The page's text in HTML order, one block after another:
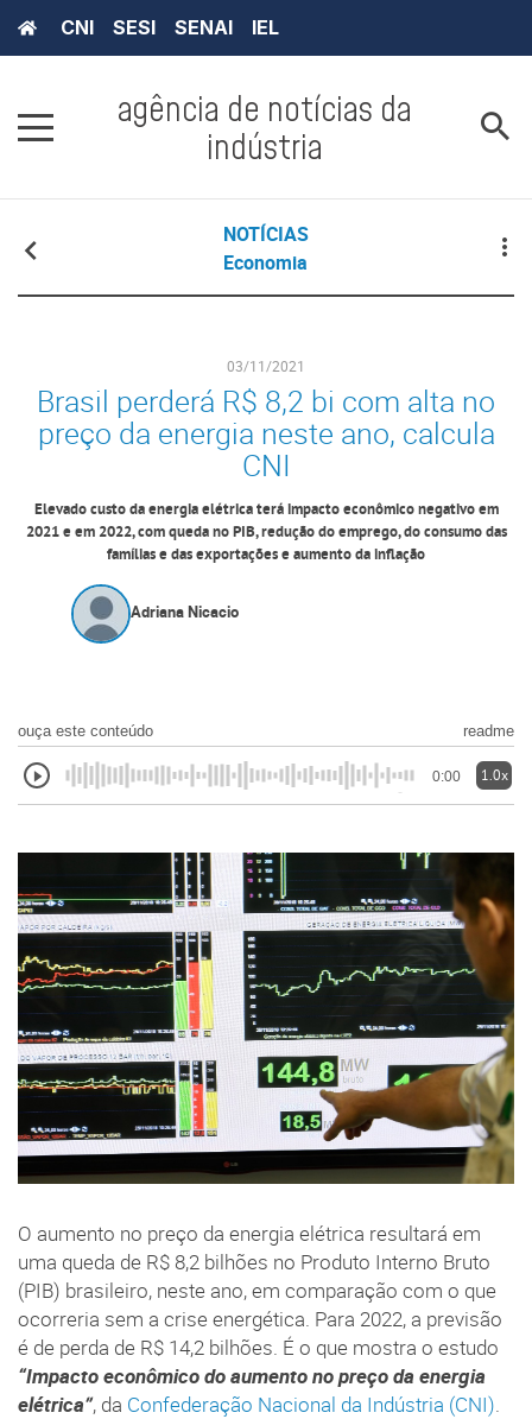
CNI SESI SENAI IEL
agência de notícias da
indústria
NOTÍCIAS
Economia
03/11/2021
Brasil perderá R$ 8,2 bi com alta no
preço da energia neste ano, calcula
CNI
Elevado custo da energia elétrica terá impacto econômico negativo em
2021 e em 2022, com queda no PIB, redução do emprego, do consumo das
famílias e das exportações e aumento da inflação
Adriana Nicacio
ouça este conteúdo readme
0:00 1.0x
O aumento no preço da energia elétrica resultará em
uma queda de R$ 8,2 bilhões no Produto Interno Bruto
(PIB) brasileiro, neste ano, em comparação com o que
ocorreria sem a crise energética. Para 2022, a previsão
é de perda de R$ 14,2 bilhões. É o que mostra o estudo
“Impacto econômico do aumento no preço da energia
elétrica”, da Confederação Nacional da Indústria (CNI).